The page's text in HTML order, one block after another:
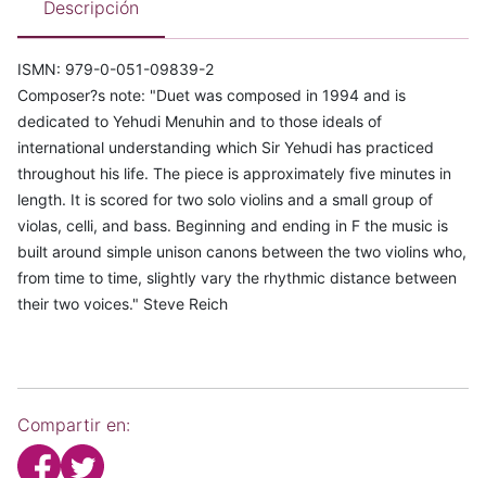
Descripción
ISMN: 979-0-051-09839-2
Composer?s note: "Duet was composed in 1994 and is
dedicated to Yehudi Menuhin and to those ideals of
international understanding which Sir Yehudi has practiced
throughout his life. The piece is approximately five minutes in
length. It is scored for two solo violins and a small group of
violas, celli, and bass. Beginning and ending in F the music is
built around simple unison canons between the two violins who,
from time to time, slightly vary the rhythmic distance between
their two voices." Steve Reich
Compartir en: